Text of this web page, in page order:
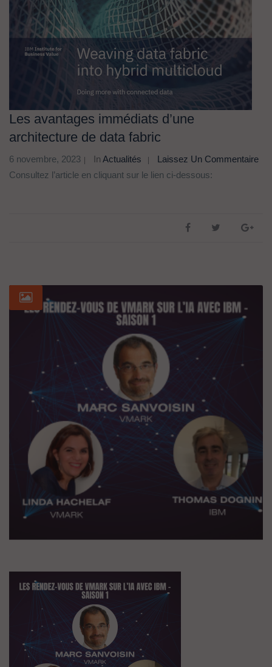
Les avantages immédiats d’une
architecture de data fabric
6 novembre, 2023 In Actualités
Laissez Un Commentaire
Consultez l’article en cliquant sur le lien ci-dessous: